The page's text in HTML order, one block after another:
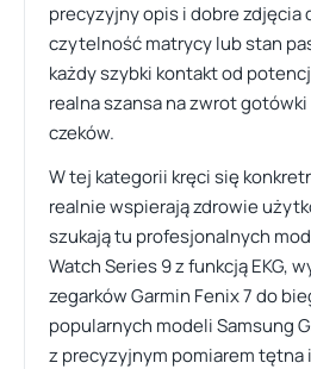
precyzyjny opis i dobre zdjęcia
czytelność matrycy lub stan
każdy szybki kontakt od
realna szansa na zwrot
czeków.
W tej kategorii kręci się
realnie wspierają zdrowie
szukają tu profesjonalnych
Watch Series 9 z funkcją EKG,
zegarków Garmin Fenix 7 do
popularnych modeli Samsung
z precyzyjnym pomiarem tętna